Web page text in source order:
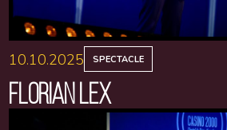
10.10.2025 SPECTACLE
FLORIAN LEX